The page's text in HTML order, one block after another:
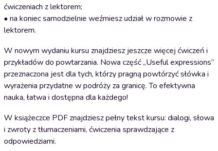
ćwiczeniach z lektorem;
• na koniec samodzielnie weźmiesz udział w rozmowie z
lektorem.
W nowym wydaniu kursu znajdziesz jeszcze więcej ćwiczeń i
przykładów do powtarzania. Nowa część „Useful expressions”
przeznaczona jest dla tych, którzy pragną powtórzyć słówka i
wyrażenia przydatne w podróży za granicę. To efektywna
nauka, łatwa i dostępna dla każdego!
W książeczce PDF znajdziesz pełny tekst kursu: dialogi, słowa
i zwroty z tłumaczeniami, ćwiczenia sprawdzające z
odpowiedziami.